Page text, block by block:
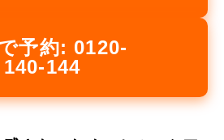
予約: 0120-
140-144